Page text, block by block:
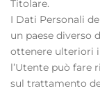
Titolare.
I Dati Personali
un paese diverso
ottenere ulteriori
l’Utente può fare
sul trattamento